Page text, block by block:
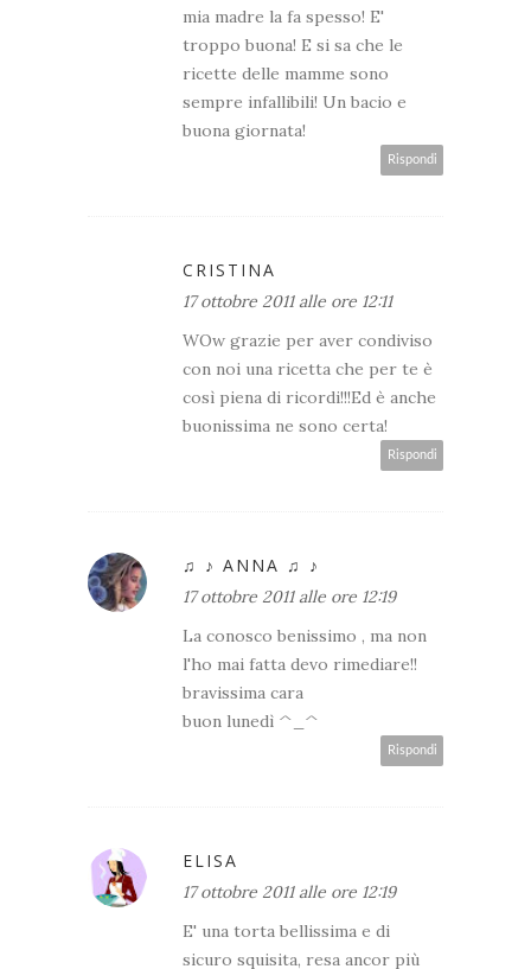
mia madre la fa spesso! E'
troppo buona! E si sa che le
ricette delle mamme sono
sempre infallibili! Un bacio e
buona giornata!
Rispondi
CRISTINA
17 ottobre 2011 alle ore 12:11
WOw grazie per aver condiviso
con noi una ricetta che per te è
così piena di ricordi!!!Ed è anche
buonissima ne sono certa!
Rispondi
♫ ♪ ANNA ♫ ♪
17 ottobre 2011 alle ore 12:19
La conosco benissimo , ma non
l'ho mai fatta devo rimediare!!
bravissima cara
buon lunedì ^_^
Rispondi
ELISA
17 ottobre 2011 alle ore 12:19
E' una torta bellissima e di
sicuro squisita, resa ancor più